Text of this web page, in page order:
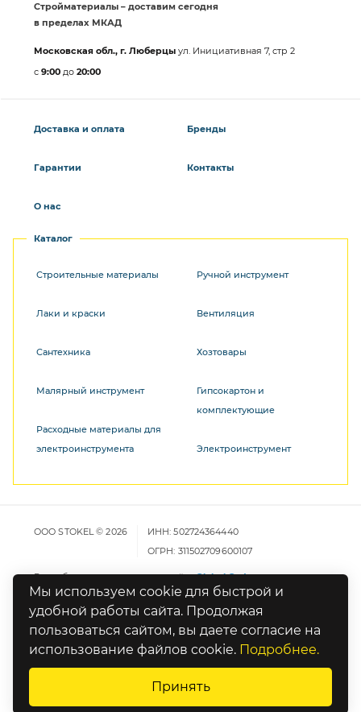
Стройматериалы – доставим сегодня
в пределах МКАД
Московская обл., г. Люберцы ул. Инициативная 7, стр 2
с 9:00 до 20:00
Доставка и оплата
Гарантии
О нас
Бренды
Контакты
Каталог
Строительные материалы
Лаки и краски
Сантехника
Малярный инструмент
Расходные материалы для
электроинструмента
Ручной инструмент
Вентиляция
Хозтовары
Гипсокартон и
комплектующие
Электроинструмент
ООО STOKEL © 2026
ИНН: 502724364440
ОГРН: 311502709600107
Разработка и продвижение сайтаGlobal Code
Карта сайта
Политика конфиденциальности
Оставьте отзыв о работе сайта
Мы используем cookie для быстрой и
удобной работы сайта. Продолжая
пользоваться сайтом, вы даете согласие на
использование файлов cookie. Подробнее.
Принять